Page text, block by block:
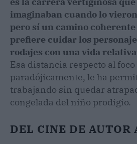
imaginaban cuando lo
pero sí un camino
prefiere cuidar los
rodajes con una vida
Esa distancia respecto al
paradójicamente, le ha
trabajando sin quedar
congelada del niño prodigio.
DEL CINE DE AUTOR